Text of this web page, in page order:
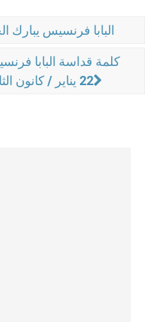
البابا فرنسيس يبارك
كلمة قداسة البابا
22 يناير / كانون الثاني 2014 ساحة القديس بطرس